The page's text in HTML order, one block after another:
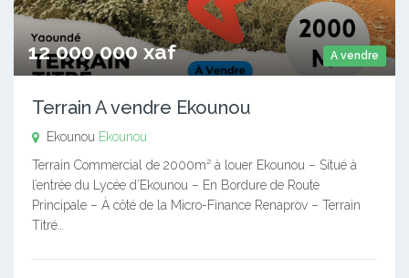
A vendre
12 000 000 xaf
Terrain A vendre Ekounou
Ekounou Ekounou
Terrain Commercial de 2000m² à louer Ekounou – Situé à
l’entrée du Lycée d’Ekounou – En Bordure de Route
Principale – À côté de la Micro-Finance Renaprov – Terrain
Titré…